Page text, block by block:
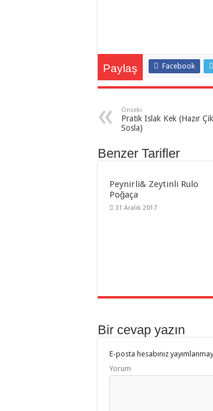
Paylaş Facebook
Önceki
Pratik Islak Kek (Hazır
Sosla)
Benzer Tarifler
Peynirli& Zeytinli Rulo
Poğaça
31 Aralık 2017
Bir cevap yazın
E-posta hesabınız
Yorum